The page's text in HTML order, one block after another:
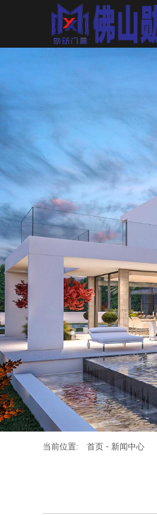
当前位置: 首页 - 新闻中心